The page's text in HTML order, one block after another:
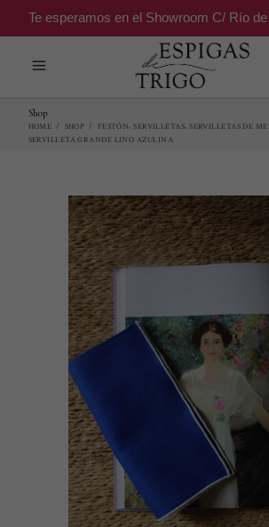
Te esperamos en el Showroom C/ Río
Shop
HOME / SHOP / FESTÓN,SERVILLETAS,SERVILLETAS DE
SERVILLETA GRANDE LINO AZULINA